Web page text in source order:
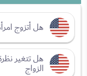
هل أتزوج
هل تتغير
الزواج